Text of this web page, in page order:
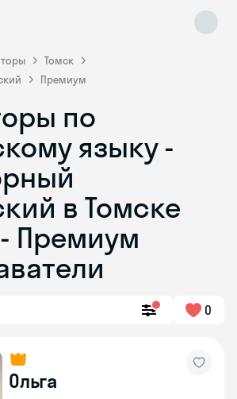
Томск
Премиум
по
языку -
в Томске
Премиум
0
Ольга